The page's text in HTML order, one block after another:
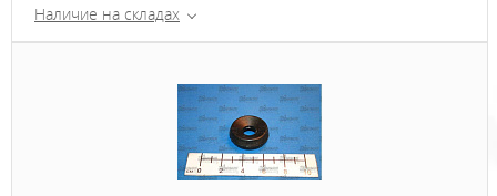
Наличие на складах